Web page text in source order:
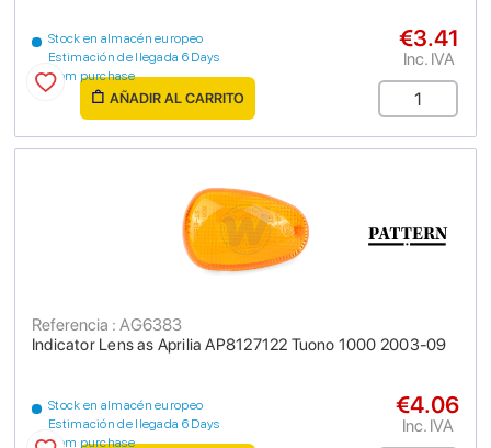
Stock en almacén europeo
Estimación de llegada 6 Days
from purchase
€3.41
Inc. IVA
AÑADIR AL CARRITO
Indicator Lens as Aprilia AP8127122 Tuono 1000 2003-09
Referencia : AG6383
Stock en almacén europeo
Estimación de llegada 6 Days
from purchase
€4.06
Inc. IVA